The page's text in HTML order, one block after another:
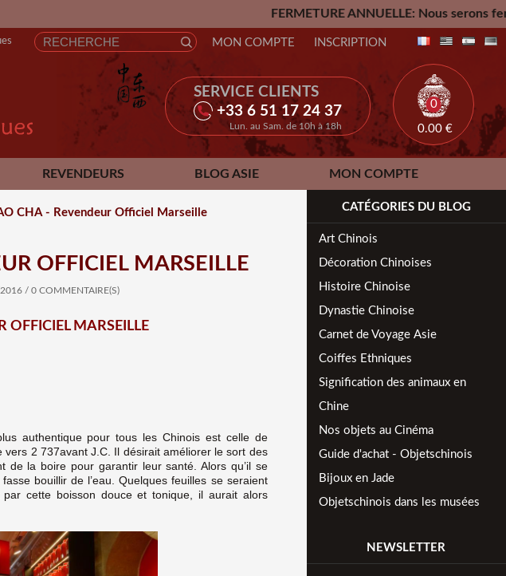
FERMETURE ANNUELLE: Nous serons fermés du
SERVICE CLIENTS
+33 6 51 17 24 37
Lun. au Sam. de 10h à 18h
MON COMPTE INSCRIPTION
0
0.00 €
REVENDEURS BLOG ASIE MON COMPTE
CONTACT
CHA - Revendeur Officiel Marseille
OFFICIEL MARSEILLE
/0 COMMENTAIRE(S)
OFFICIEL MARSEILLE
authentique pour tous les Chinois est celle de
vers 2 737avant J.C. Il désirait améliorer le sort des
de la boire pour garantir leur santé. Alors qu’il se
bouillir de l’eau. Quelques feuilles se seraient
cette boisson douce et tonique, il aurait alors
CATÉGORIES DU BLOG
Art Chinois
Décoration Chinoises
Histoire Chinoise
Dynastie Chinoise
Carnet de Voyage Asie
Coiffes Ethniques
Signification des animaux en
Chine
Nos objets au Cinéma
Guide d'achat - Objetschinois
Bijoux en Jade
Objetschinois dans les musées
NEWSLETTER